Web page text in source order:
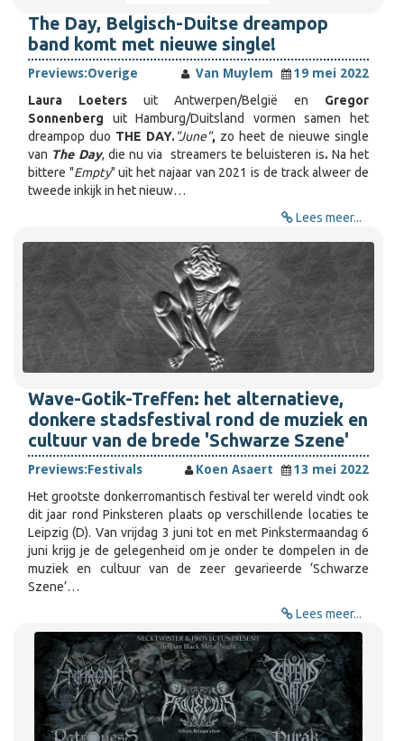
The Day, Belgisch-Duitse dreampop
band komt met nieuwe single!
Previews:Overige Van Muylem
19 mei 2022
Laura Loeters uit Antwerpen/België en Gregor
Sonnenberg uit Hamburg/Duitsland vormen samen het
dreampop duo THE DAY. "June", zo heet de nieuwe single
van The Day, die nu via streamers te beluisteren is. Na het
bittere "Empty" uit het najaar van 2021 is de track alweer de
tweede inkijk in het nieuw…
Lees meer...
Wave-Gotik-Treffen: het alternatieve,
donkere stadsfestival rond de muziek en
cultuur van de brede 'Schwarze Szene'
Previews:Festivals Koen Asaert
13 mei 2022
Het grootste donkerromantisch festival ter wereld vindt ook
dit jaar rond Pinksteren plaats op verschillende locaties te
Leipzig (D). Van vrijdag 3 juni tot en met Pinkstermaandag 6
juni krijg je de gelegenheid om je onder te dompelen in de
muziek en cultuur van de zeer gevarieerde ‘Schwarze
Szene’…
Lees meer...